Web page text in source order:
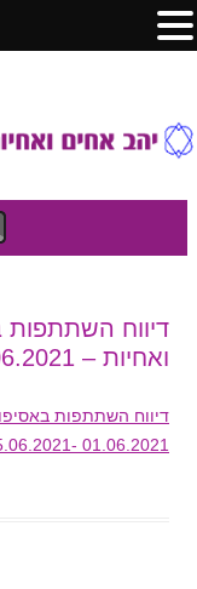
דיווח
ואחיות – 01.06.2021 -15.06.2021
דיווח השתתפות
01.06.2021 -15.06.2021